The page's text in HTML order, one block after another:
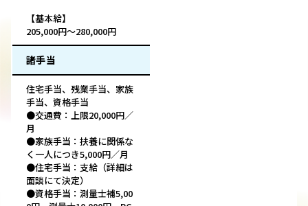
【基本給】
205,000円～280,000円
諸手当
住宅手当、残業手当、家族
手当、資格手当
●交通費：上限20,000円／
月
●家族手当：扶養に関係な
く一人につき5,000円／月
●住宅手当：支給（詳細は
面談にて決定）
●資格手当：測量士補5,00